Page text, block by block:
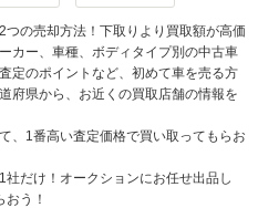
の売却方法！下取りより買取額が高価
カー、車種、ボディタイプ別の中古車
定のポイントなど、初めて車を売る方
府県から、お近くの買取店舗の情報を
、1番高い査定価格で買い取ってもらお
社だけ！オークションにお任せ出品し
う！